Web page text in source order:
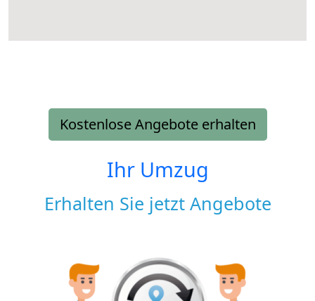
Kostenlose Angebote erhalten
Ihr Umzug
Erhalten Sie jetzt Angebote